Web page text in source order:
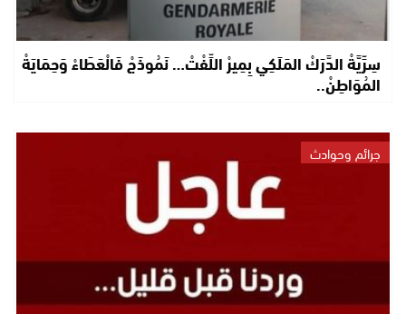
سِرِّيَّةْ الدَّرَكْ المَلَكِي بِمِيرْ اللِّفْتْ… نَمُوذَجْ فَالْعَطَاءْ وَحِمَايَةْ
المُوَاطِنْ..
جرائم وحوادث